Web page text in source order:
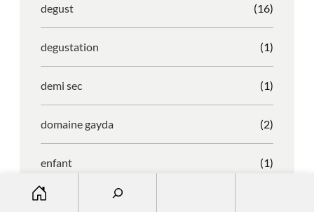
degust (16)
degustation (1)
demi sec (1)
domaine gayda (2)
enfant (1)
entreprise